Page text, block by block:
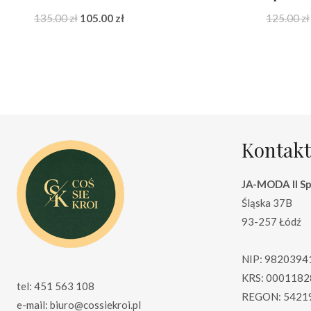
135.00zł Pierwotna
105.00 złAktualna
125.00zł
tel: 451 563 108
e-mail: biuro@cossiekroi.pl
Kontakt
JA-MODA II
Śląska 37B
93-257 Łódź
NIP:
KRS:
REGON: